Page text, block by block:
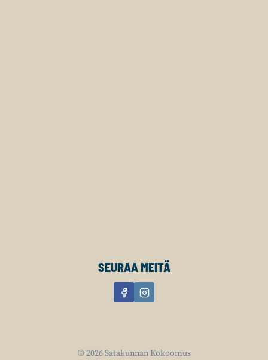
SEURAA MEITÄ
© 2026 Satakunnan Kokoomus